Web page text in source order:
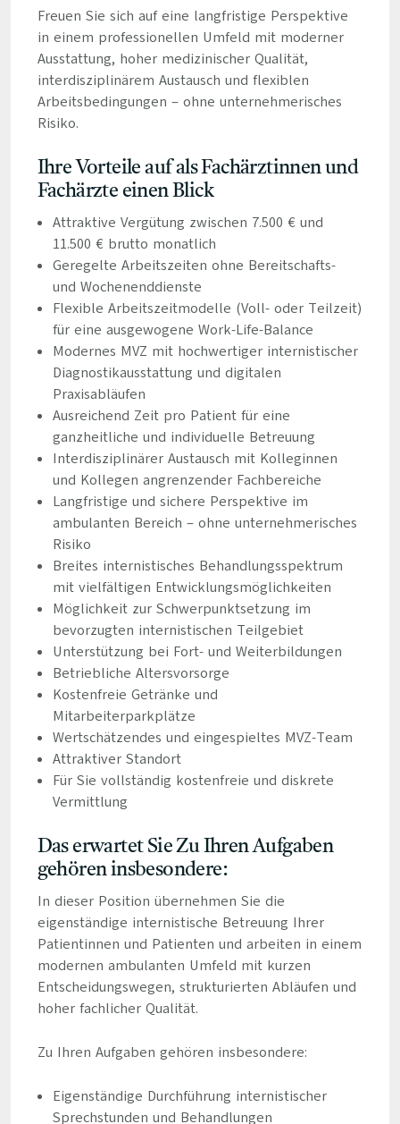
Freuen Sie sich auf eine langfristige Perspektive
in einem professionellen Umfeld mit moderner
Ausstattung, hoher medizinischer Qualität,
interdisziplinärem Austausch und flexiblen
Arbeitsbedingungen – ohne unternehmerisches
Risiko.
Ihre Vorteile auf als Fachärztinnen und
Fachärzte einen Blick
Attraktive Vergütung zwischen 7.500 € und
11.500 € brutto monatlich
Geregelte Arbeitszeiten ohne Bereitschafts-
und Wochenenddienste
Flexible Arbeitszeitmodelle (Voll- oder Teilzeit)
für eine ausgewogene Work-Life-Balance
Modernes MVZ mit hochwertiger internistischer
Diagnostikausstattung und digitalen
Praxisabläufen
Ausreichend Zeit pro Patient für eine
ganzheitliche und individuelle Betreuung
Interdisziplinärer Austausch mit Kolleginnen
und Kollegen angrenzender Fachbereiche
Langfristige und sichere Perspektive im
ambulanten Bereich – ohne unternehmerisches
Risiko
Breites internistisches Behandlungsspektrum
mit vielfältigen Entwicklungsmöglichkeiten
Möglichkeit zur Schwerpunktsetzung im
bevorzugten internistischen Teilgebiet
Unterstützung bei Fort- und Weiterbildungen
Betriebliche Altersvorsorge
Kostenfreie Getränke und
Mitarbeiterparkplätze
Wertschätzendes und eingespieltes MVZ-Team
Attraktiver Standort
Für Sie vollständig kostenfreie und diskrete
Vermittlung
Das erwartet Sie Zu Ihren Aufgaben
gehören insbesondere:
In dieser Position übernehmen Sie die
eigenständige internistische Betreuung Ihrer
Patientinnen und Patienten und arbeiten in einem
modernen ambulanten Umfeld mit kurzen
Entscheidungswegen, strukturierten Abläufen und
hoher fachlicher Qualität.
Zu Ihren Aufgaben gehören insbesondere:
Eigenständige Durchführung internistischer
Sprechstunden und Behandlungen